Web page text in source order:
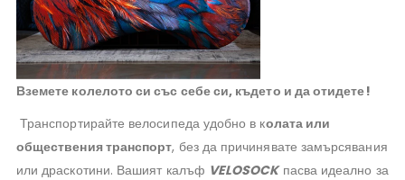
Вземете колелото си със себе си, където и да отидете!
Транспортирайте велосипеда удобно в колата или
обществения транспорт, без да причинявате замърсявания
или драскотини. Вашият калъф VELOSOCKпасва идеално за